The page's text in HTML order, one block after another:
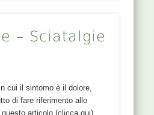
– Sciatalgie
cui il sintomo è il dolore,
di fare riferimento allo
articolo (clicca qui).